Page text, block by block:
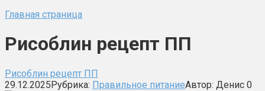
Главная страница
Рисоблин рецепт ПП
Рисоблин рецепт ПП
29.12.2025Рубрика: Правильное питаниеАвтор: Денис 0